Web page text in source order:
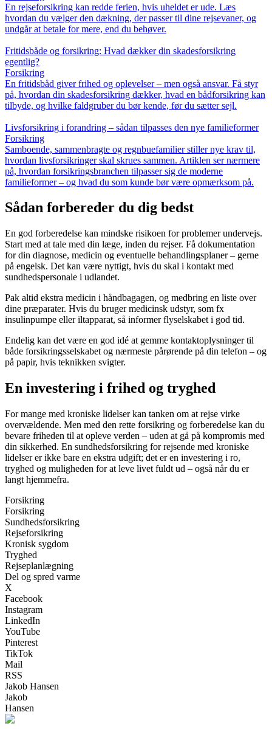
En rejseforsikring kan redde ferien, hvis uheldet er ude. Læs
hvordan du vælger den dækning, der passer til dine rejsevaner, og
undgår at betale for mere, end du behøver.
Fritidsbåde og forsikring: Hvad dækker din skadesforsikring
egentlig?
Forsikring
En fritidsbåd giver frihed og oplevelser – men også ansvar. Få styr
på, hvordan din skadesforsikring dækker, hvad en bådforsikring kan
tilbyde, og hvilke faldgruber du bør kende, før du sætter sejl.
Livsforsikring i forandring – sådan tilpasses den nye familieformer
Forsikring
Samboende, sammenbragte og regnbuefamilier stiller nye krav til,
hvordan livsforsikringer skal skrues sammen. Artiklen ser nærmere
på, hvordan forsikringsbranchen tilpasser sig de moderne
familieformer – og hvad du som kunde bør være opmærksom på.
Sådan forbereder du dig bedst
En god forberedelse kan mindske risikoen for problemer undervejs.
Start med at tale med din læge, inden du rejser. Få dokumentation
for din diagnose, medicin og eventuelle behandlingsplaner – gerne
på engelsk. Det kan være nyttigt, hvis du skal i kontakt med
sundhedspersonale i udlandet.
Pak altid ekstra medicin i håndbagagen, og medbring en liste over
dine præparater. Hvis du bruger medicinsk udstyr, som fx
insulinpumpe eller iltapparat, så informer flyselskabet i god tid.
Endelig kan det være en god idé at gemme kontaktoplysninger til
både forsikringsselskabet og nærmeste pårørende på din telefon – og
på papir, hvis teknikken svigter.
En investering i frihed og tryghed
For mange med kroniske lidelser kan tanken om at rejse virke
overvældende. Men med den rette forsikring og forberedelse kan du
bevare friheden til at opleve verden – uden at gå på kompromis med
din sikkerhed. En sundhedsforsikring for rejsende med kroniske
lidelser er ikke bare en ekstra udgift; det er en investering i ro,
tryghed og muligheden for at leve livet fuldt ud – også når du er
langt hjemmefra.
Forsikring
Forsikring
Sundhedsforsikring
Rejseforsikring
Kronisk sygdom
Tryghed
Rejseplanlægning
Del og spred varme
X
Facebook
Instagram
LinkedIn
YouTube
Pinterest
TikTok
Mail
RSS
Jakob Hansen
Jakob
Hansen